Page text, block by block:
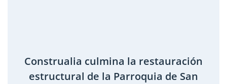
Construalia culmina la restauración
estructural de la Parroquia de San